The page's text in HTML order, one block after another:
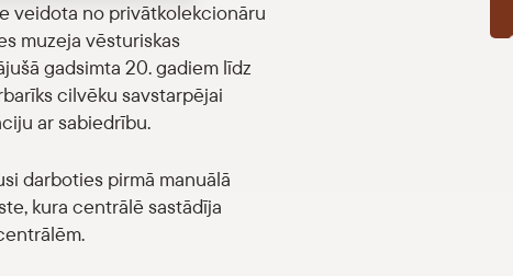
veidota no privātkolekcionāru
muzeja vēsturiskas
gadsimta 20. gadiem līdz
cilvēku savstarpējai
ar sabiedrību.
darboties pirmā manuālā
kura centrālē sastādīja